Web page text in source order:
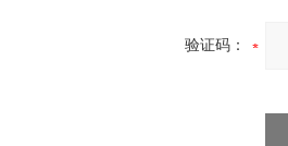
验证码：